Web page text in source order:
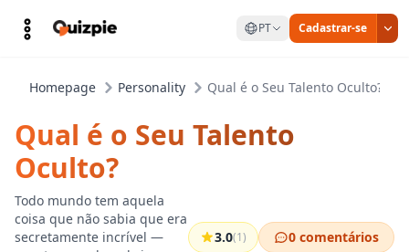
PT Cadastrar-se
Homepage Personality Qual é o Seu Talento Oculto?
Qual é o Seu Talento
Oculto?
Todo mundo tem aquela
coisa que não sabia que era
secretamente incrível —
3.0(1) 0 comentários